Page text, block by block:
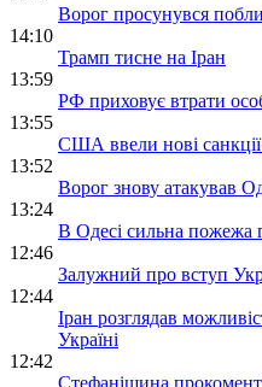
Ворог просунувся
14:10
Трамп тисне на Іран
13:59
РФ приховує втрати
13:55
США ввели нові
13:52
Ворог знову атакував
13:24
В Одесі сильна пожежа
12:46
Залужний про вступ
12:44
Іран розглядав
Україні
12:42